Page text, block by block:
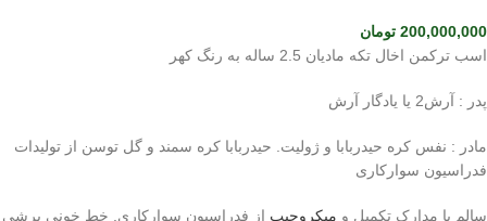
200,000,000 تومان
اسب ترکمن اخال تکه مادیان 2.5 ساله به رنگ کهر
پدر : آرش2 یا یادگار آرش
مادر : نفس کره حیدربابا و ژولیت. حیدربابا کره سمند و گل توسن از تولیدات
فدراسیون سوارکاری
سالم با مدارک تکمیل و میکروچیپ از فدراسیون سوارکاری. خط خونی پرشی